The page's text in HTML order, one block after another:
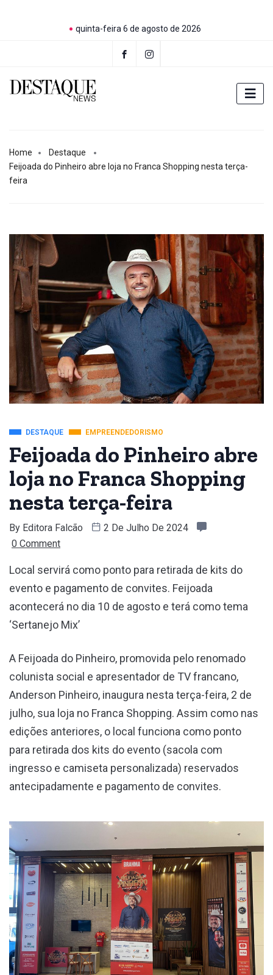
quinta-feira 6 de agosto de 2026
Home
Destaque
Feijoada do Pinheiro abre loja no Franca Shopping nesta terça-
feira
DESTAQUE EMPREENDEDORISMO
Feijoada do Pinheiro abre
loja no Franca Shopping
nesta terça-feira
By Editora Falcão
2 De Julho De 2024
0 Comment
Local servirá como ponto para retirada de kits do
evento e pagamento de convites. Feijoada
acontecerá no dia 10 de agosto e terá como tema
‘Sertanejo Mix’
A Feijoada do Pinheiro, promovida pelo renomado
colunista social e apresentador de TV francano,
Anderson Pinheiro, inaugura nesta terça-feira, 2 de
julho, sua loja no Franca Shopping. Assim como nas
edições anteriores, o local funciona como ponto
para retirada dos kits do evento (sacola com
ingresso e camiseta personalizada) reservados
antecipadamente e pagamento de convites.